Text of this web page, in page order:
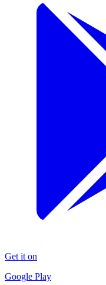
Get it on
Google Play